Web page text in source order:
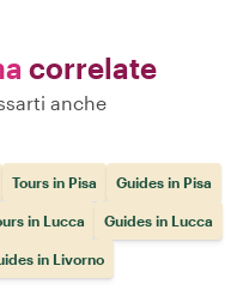
correlate
anche
Tours in Pisa Guides in Pisa
in Lucca Guides in Lucca
in Livorno